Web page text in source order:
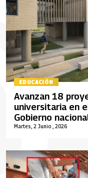
EDUCACIÓN
Martes, 2 Junio , 2026
Avanzan 18
universitaria en
Gobierno